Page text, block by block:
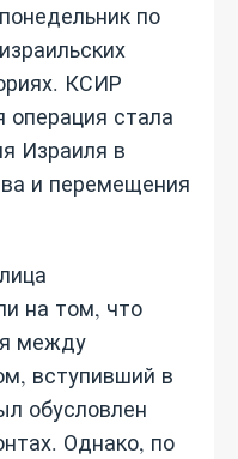
по
КСИР
операция стала
Израиля в
и перемещения
на том, что
между
вступивший в
обусловлен
Однако, по